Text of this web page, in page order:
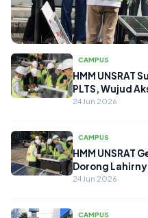
CAMPUS
HMM UNSRAT
da...
24 Jun 2026
CAMPUS
HMM UNSRAT
PLTS, Wujud
24 Jun 2026
CAMPUS
HMM UNSRAT
Dorong
24 Jun 2026
CAMPUS